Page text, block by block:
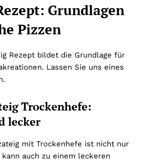
Grundlagen
Pizzen
Rezept bildet die Grundlage für
Lassen Sie uns eines
Trockenhefe:
lecker
mit Trockenhefe ist nicht nur
auch zu einem leckeren